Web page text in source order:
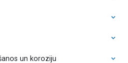
un koroziju